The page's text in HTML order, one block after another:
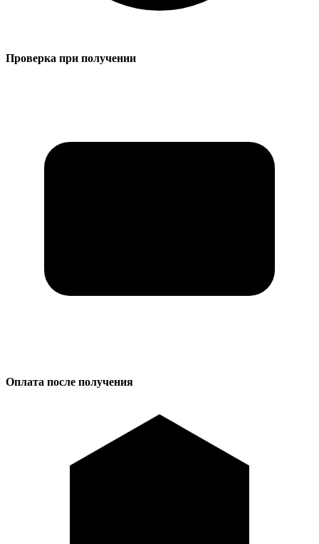
Проверка при получении
Оплата после получения